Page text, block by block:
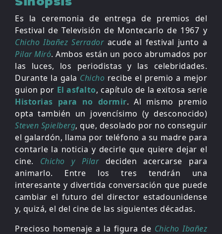
Es la ceremonia de entrega de premios del
Festival de Televisión de Montecarlo de 1967 y
Chicho Ibañez Serradoracude al festival junto a
Pilar Miró. Ambos están un poco abrumados por
las luces, los periodistas y las celebridades.
Durante la gala Chicho recibe el premio a mejor
guion por El asfalto, capítulo de la exitosa serie
Historias para no dormir. Al mismo premio
opta también un jovencísimo (y desconocido)
Steven Spielberg, que, desolado por no conseguir
el galardón, llama por teléfono a su madre para
contarle la noticia y decirle que quiere dejar el
cine. Chicho y Pilardeciden acercarse para
animarlo. Entre los tres tendrán una
interesante y divertida conversación que puede
cambiar el futuro del director estadounidense
y, quizá, el del cine de las siguientes décadas.
Precioso homenaje a la figura de Chicho Ibañez